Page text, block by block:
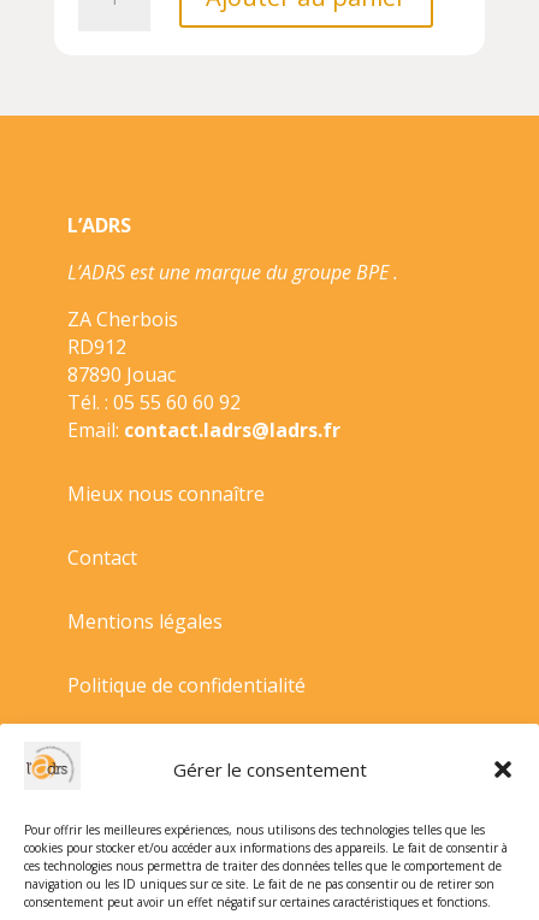
Gérer le consentement
Pour offrir les meilleures expériences, nous utilisons des technologies telles que les
cookies pour stocker et/ou accéder aux informations des appareils. Le fait de consentir à
ces technologies nous permettra de traiter des données telles que le comportement de
navigation ou les ID uniques sur ce site. Le fait de ne pas consentir ou de retirer son
consentement peut avoir un effet négatif sur certaines caractéristiques et fonctions.
MICHEL/
L’ADRS
L’ADRS est une marque du groupe BPE .
ZA Cherbois
RD912
87890 Jouac
Tél. : 05 55 60 60 92
Email: contact.ladrs@ladrs.fr
Mieux nous connaître
Contact
Mentions légales
Politique de confidentialité
Politique de cookies